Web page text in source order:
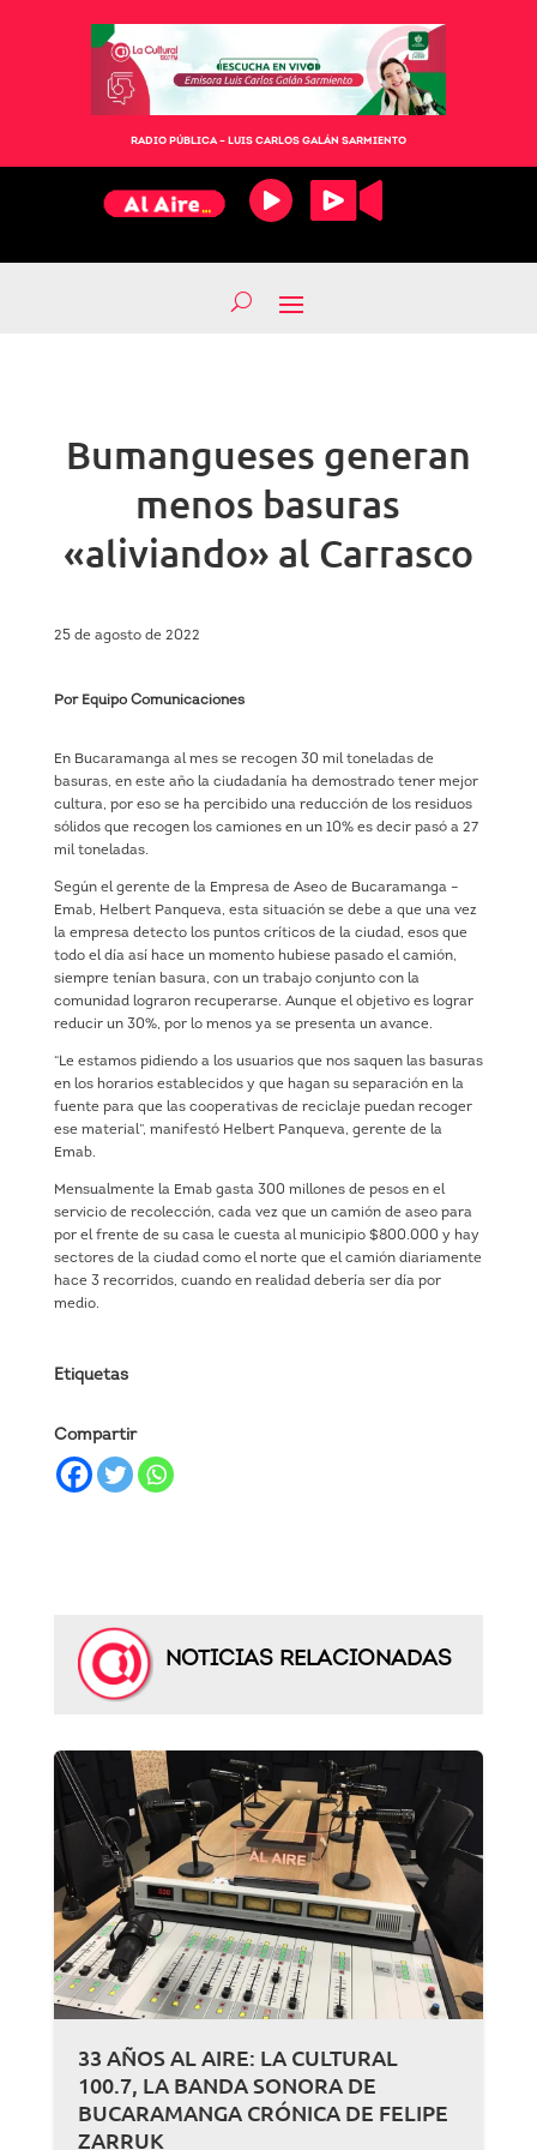
RADIO PÚBLICA – LUIS CARLOS GALÁN SARMIENTO
Bumangueses generan
menos basuras
«aliviando» al Carrasco
25 de agosto de 2022
Por Equipo Comunicaciones
En Bucaramanga al mes se recogen 30 mil toneladas de
basuras, en este año la ciudadanía ha demostrado tener mejor
cultura, por eso se ha percibido una reducción de los residuos
sólidos que recogen los camiones en un 10% es decir pasó a 27
mil toneladas.
Según el gerente de la Empresa de Aseo de Bucaramanga –
Emab, Helbert Panqueva, esta situación se debe a que una vez
la empresa detecto los puntos críticos de la ciudad, esos que
todo el día así hace un momento hubiese pasado el camión,
siempre tenían basura, con un trabajo conjunto con la
comunidad lograron recuperarse. Aunque el objetivo es lograr
reducir un 30%, por lo menos ya se presenta un avance.
“Le estamos pidiendo a los usuarios que nos saquen las basuras
en los horarios establecidos y que hagan su separación en la
fuente para que las cooperativas de reciclaje puedan recoger
ese material”, manifestó Helbert Panqueva, gerente de la
Emab.
Mensualmente la Emab gasta 300 millones de pesos en el
servicio de recolección, cada vez que un camión de aseo para
por el frente de su casa le cuesta al municipio $800.000 y hay
sectores de la ciudad como el norte que el camión diariamente
hace 3 recorridos, cuando en realidad debería ser día por
medio.
Etiquetas
Compartir
NOTICIAS RELACIONADAS
33 AÑOS AL AIRE: LA CULTURAL
100.7, LA BANDA SONORA DE
BUCARAMANGA CRÓNICA DE FELIPE
ZARRUK